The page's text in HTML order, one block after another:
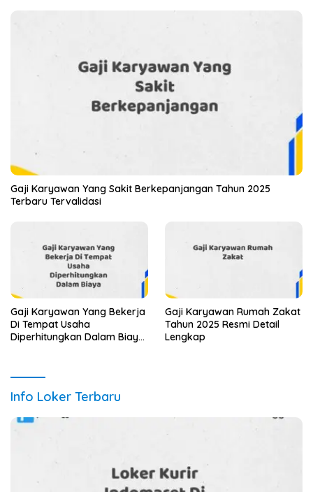
Gaji Karyawan Yang Sakit Berkepanjangan Tahun 2025
Terbaru Tervalidasi
Gaji Karyawan Yang Bekerja
Di Tempat Usaha
Diperhitungkan Dalam Biaya
Gaji Karyawan Rumah Zakat
Tahun 2025 Resmi Detail
Lengkap
Info Loker Terbaru